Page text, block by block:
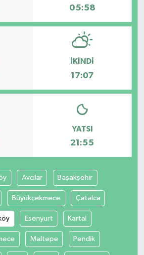
05:58
İKINDI
17:07
YATSI
21:55
Avcılar Başakşehir
Büyükçekmece Çatalca
Esenyurt Kartal
Maltepe Pendik